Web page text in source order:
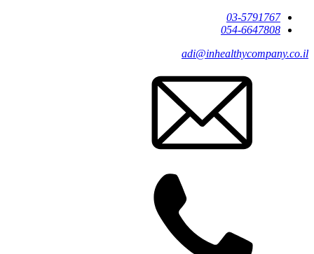
03-5791767
054-6647808
adi@inhealthycompany.co.il